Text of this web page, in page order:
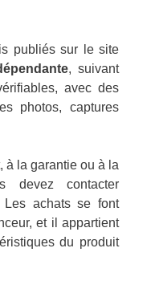
publiés sur le site
, suivant
avec des
photos, captures
à la garantie ou à la
devez contacter
achats se font
et il appartient
du produit